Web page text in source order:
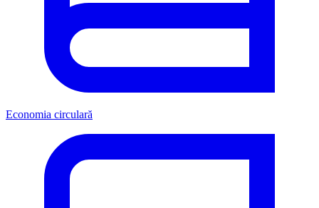
Economia circulară